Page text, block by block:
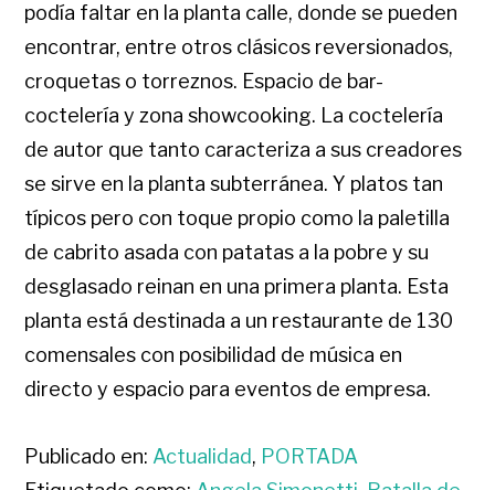
podía faltar en la planta calle, donde se pueden
encontrar, entre otros clásicos reversionados,
croquetas o torreznos. Espacio de bar-
coctelería y zona showcooking. La coctelería
de autor que tanto caracteriza a sus creadores
se sirve en la planta subterránea. Y platos tan
típicos pero con toque propio como la paletilla
de cabrito asada con patatas a la pobre y su
desglasado reinan en una primera planta. Esta
planta está destinada a un restaurante de 130
comensales con posibilidad de música en
directo y espacio para eventos de empresa.
Publicado en: Actualidad, PORTADA